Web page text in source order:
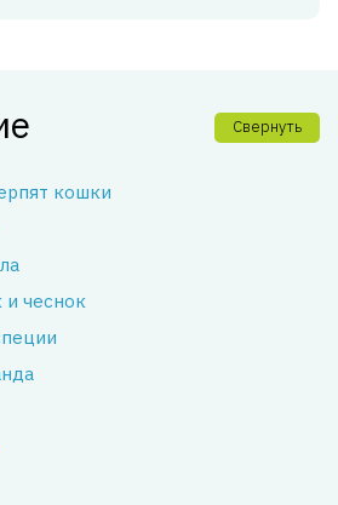
Свернуть
кошки
и чеснок